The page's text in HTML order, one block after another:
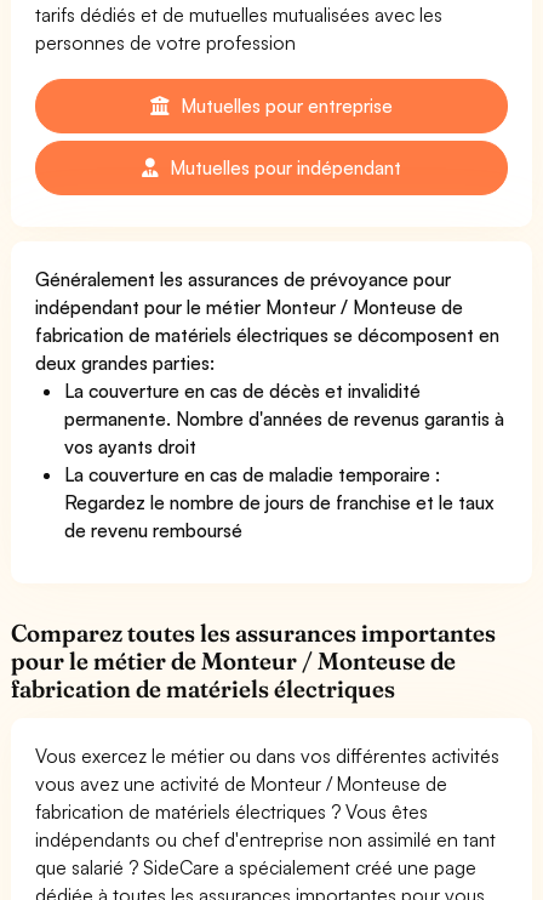
tarifs dédiés et de mutuelles mutualisées avec les
personnes de votre profession
Mutuelles pour entreprise
Mutuelles pour indépendant
Généralement les assurances de prévoyance pour
indépendant pour le métier Monteur / Monteuse de
fabrication de matériels électriques se décomposent en
deux grandes parties:
La couverture en cas de décès et invalidité
permanente. Nombre d'années de revenus garantis à
vos ayants droit
La couverture en cas de maladie temporaire :
Regardez le nombre de jours de franchise et le taux
de revenu remboursé
Comparez toutes les assurances importantes
pour le métier de Monteur / Monteuse de
fabrication de matériels électriques
Vous exercez le métier ou dans vos différentes activités
vous avez une activité de Monteur / Monteuse de
fabrication de matériels électriques ? Vous êtes
indépendants ou chef d'entreprise non assimilé en tant
que salarié ? SideCare a spécialement créé une page
dédiée à toutes les assurances importantes pour vous